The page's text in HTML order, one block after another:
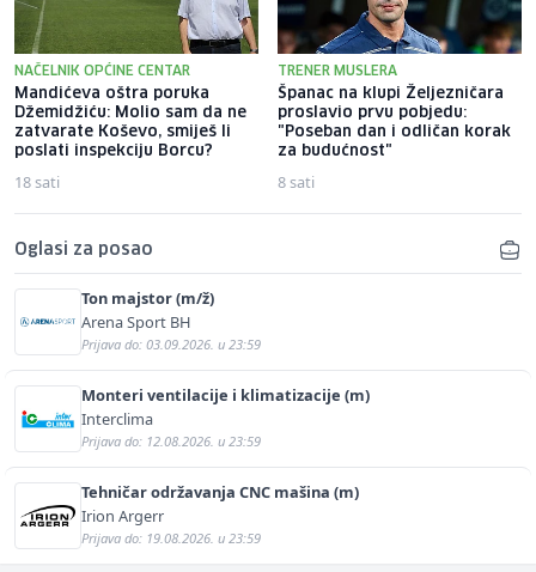
NAČELNIK OPĆINE CENTAR
Mandićeva oštra poruka
Džemidžiću: Molio sam da ne
zatvarate Koševo, smiješ li
poslati inspekciju Borcu?
18 sati
TRENER MUSLERA
Španac na klupi Željezničara
proslavio prvu pobjedu:
"Poseban dan i odličan korak
za budućnost"
8 sati
Oglasi za posao
Ton majstor (m/ž)
Arena Sport BH
Prijava do: 03.09.2026. u 23:59
Monteri ventilacije i klimatizacije (m)
Interclima
Prijava do: 12.08.2026. u 23:59
Tehničar održavanja CNC mašina (m)
Irion Argerr
Prijava do: 19.08.2026. u 23:59